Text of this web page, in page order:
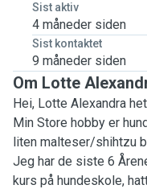
Sist aktiv
4 måneder siden
Sist kontaktet
9 måneder siden
Om Lotte
Hei, Lotte Alexandra
Min Store hobby er
liten malteser/shihtzu
Jeg har de siste 6
kurs på hundeskole,